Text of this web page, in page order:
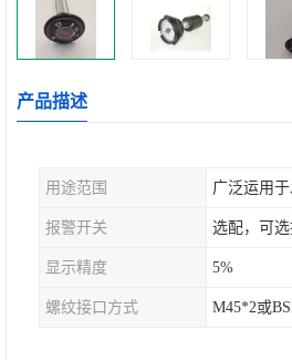
产品描述
用途范围
报警开关
显示精度 5%
螺纹接口方式 M45*2或